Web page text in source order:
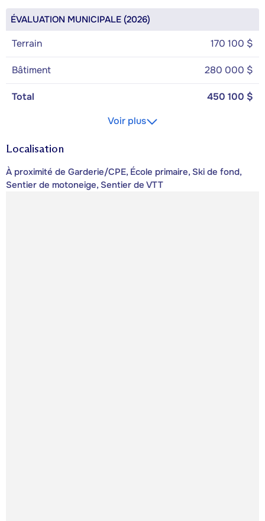
ÉVALUATION MUNICIPALE (2026)
Terrain 170 100 $
Bâtiment 280 000 $
Total
450 100 $
Voir plus
Localisation
À proximité de Garderie/CPE, École primaire, Ski de fond,
Sentier de motoneige, Sentier de VTT